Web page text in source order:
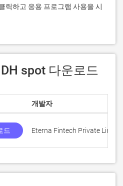
spot 다운로드
개발자
드 Eterna Fintech Private